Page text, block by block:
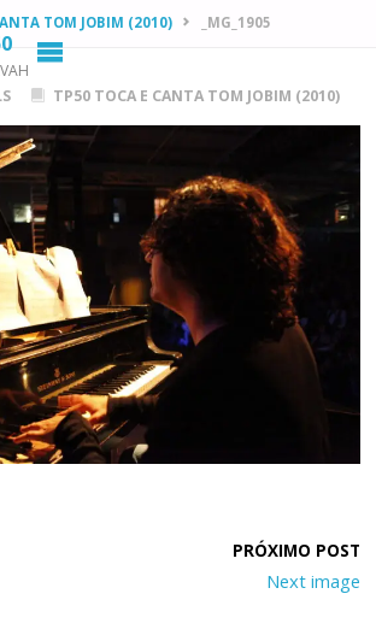
TOM JOBIM (2010) _MG_1905
TP50 TOCA E CANTA TOM JOBIM (2010)
Next image